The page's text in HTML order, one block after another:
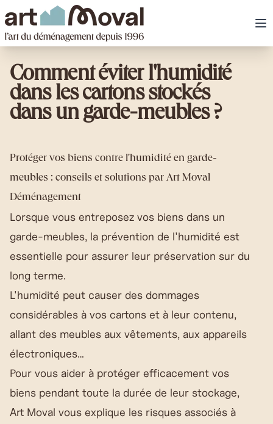
art Moval
Comment éviter l'humidité
dans les cartons stockés
dans un garde-meubles ?
Protéger vos biens contre l'humidité en garde-
meubles : conseils et solutions par Art Moval
Déménagement
Lorsque vous entreposez vos biens dans un
garde-meubles, la prévention de l'humidité est
essentielle pour assurer leur préservation sur du
long terme.
L'humidité peut causer des dommages
considérables à vos cartons et à leur contenu,
allant des meubles aux vêtements, aux appareils
électroniques…
Pour vous aider à protéger efficacement vos
biens pendant toute la durée de leur stockage,
Art Moval vous explique les risques associés à